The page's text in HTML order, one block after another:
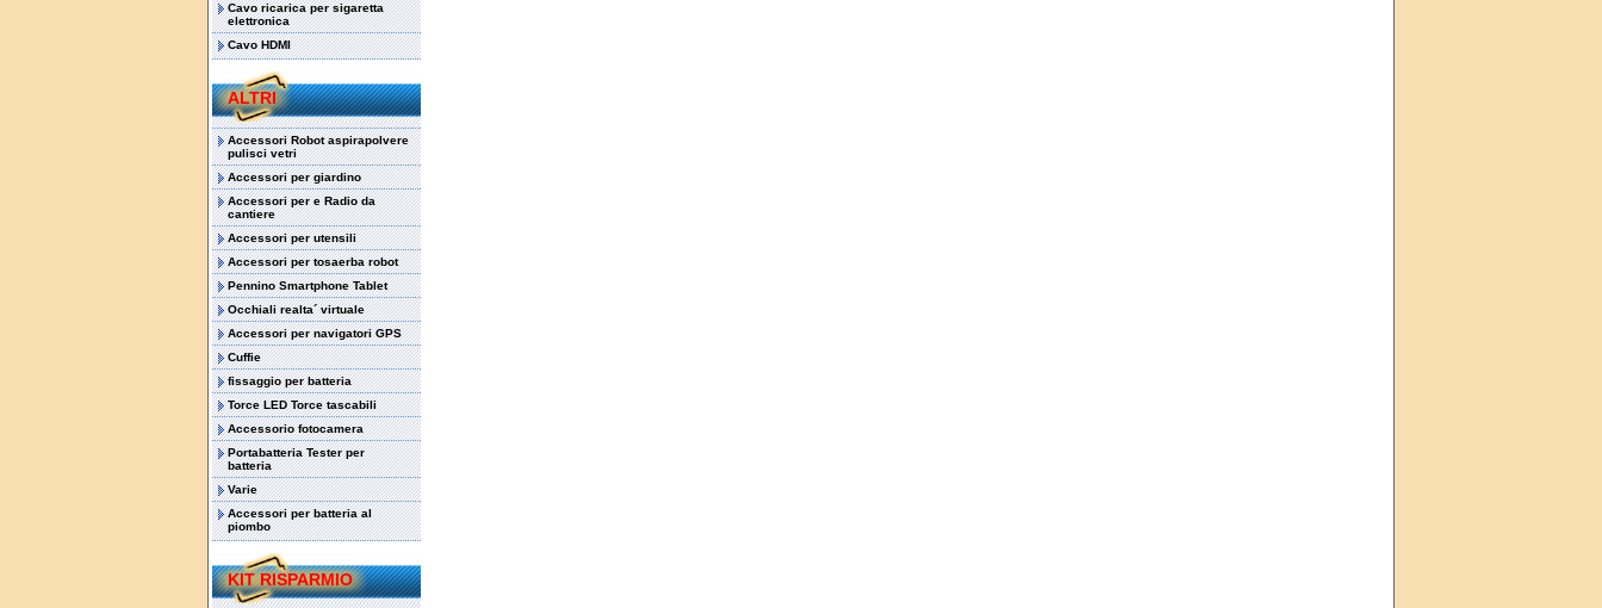
Cavo ricarica per sigaretta
elettronica
Cavo HDMI
ALTRI
Accessori Robot aspirapolvere
pulisci vetri
Accessori per giardino
Accessori per e Radio da
cantiere
Accessori per utensili
Accessori per tosaerba robot
Pennino Smartphone Tablet
Occhiali realta´ virtuale
Accessori per navigatori GPS
Cuffie
fissaggio per batteria
Torce LED Torce tascabili
Accessorio fotocamera
Portabatteria Tester per
batteria
Varie
Accessori per batteria al
piombo
KIT RISPARMIO